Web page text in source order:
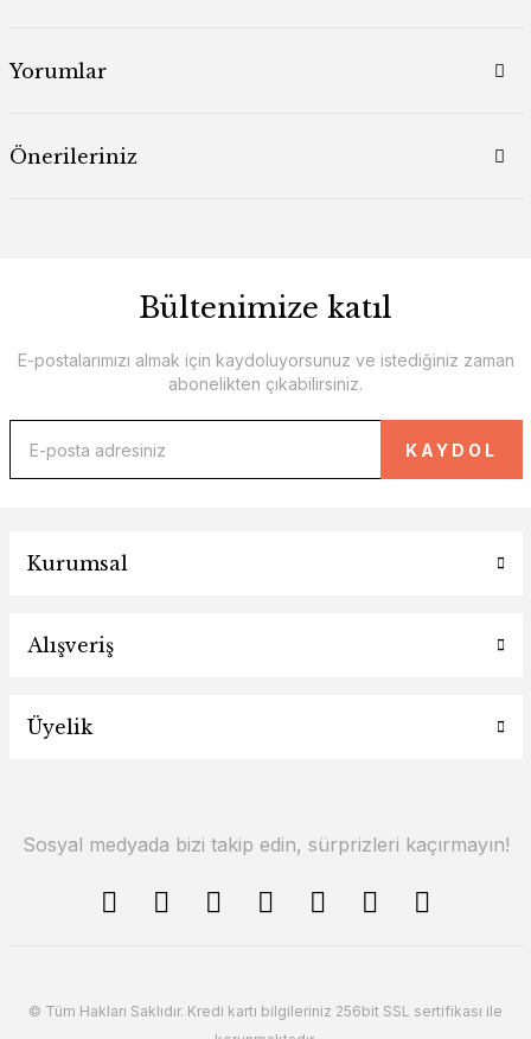
Yorumlar
Önerileriniz
Bültenimize katıl
E-postalarımızı almak için kaydoluyorsunuz ve istediğiniz zaman
abonelikten çıkabilirsiniz.
KAYDOL
Kurumsal
Alışveriş
Üyelik
Sosyal medyada bizi takip edin, sürprizleri kaçırmayın!
© Tüm Hakları Saklıdır. Kredi kartı bilgileriniz 256bit SSL sertifikası ile